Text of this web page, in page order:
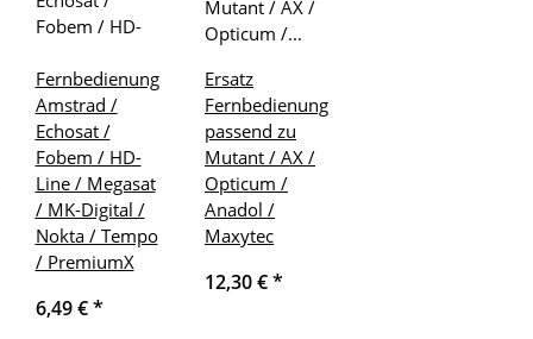
Fernbedienung
Amstrad /
Echosat /
Fobem / HD-
Line / Megasat
/ MK-Digital /
Nokta / Tempo
/ PremiumX
6,49 €*
Ersatz
Fernbedienung
passend zu
Mutant / AX /
Opticum /
Anadol /
Maxytec
12,30 €*